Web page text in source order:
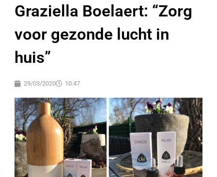
Graziella Boelaert: “Zorg
voor gezonde lucht in
huis”
29/03/2020 10:47